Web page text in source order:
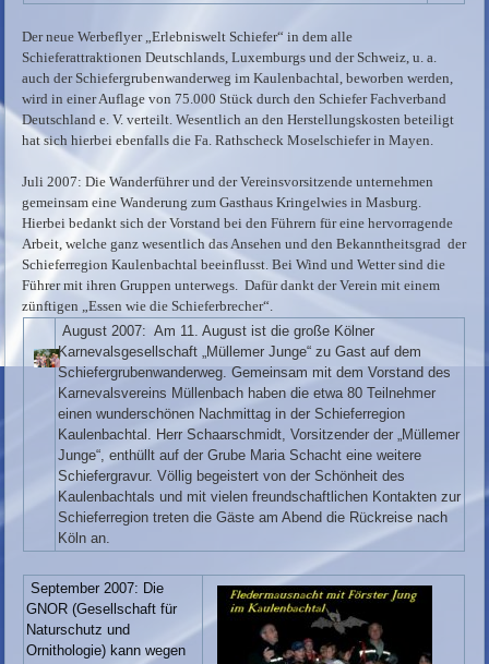
Der neue Werbeflyer „Erlebniswelt Schiefer“ in dem alle
Schieferattraktionen Deutschlands, Luxemburgs und der Schweiz, u. a.
auch der Schiefergrubenwanderweg im Kaulenbachtal, beworben werden,
wird in einer Auflage von 75.000 Stück durch den Schiefer Fachverband
Deutschland e. V. verteilt. Wesentlich an den Herstellungskosten beteiligt
hat sich hierbei ebenfalls die Fa. Rathscheck Moselschiefer in Mayen.
Juli 2007: Die Wanderführer und der Vereinsvorsitzende unternehmen
gemeinsam eine Wanderung zum Gasthaus Kringelwies in Masburg.
Hierbei bedankt sich der Vorstand bei den Führern für eine hervorragende
Arbeit, welche ganz wesentlich das Ansehen und den Bekanntheitsgrad der
Schieferregion Kaulenbachtal beeinflusst. Bei Wind und Wetter sind die
Führer mit ihren Gruppen unterwegs. Dafür dankt der Verein mit einem
zünftigen „Essen wie die Schieferbrecher“.
August 2007: Am 11. August ist die große Kölner
Karnevalsgesellschaft „Müllemer Junge“ zu Gast auf dem
Schiefergrubenwanderweg. Gemeinsam mit dem Vorstand des
Karnevalsvereins Müllenbach haben die etwa 80 Teilnehmer
einen wunderschönen Nachmittag in der Schieferregion
Kaulenbachtal. Herr Schaarschmidt, Vorsitzender der „Müllemer
Junge“, enthüllt auf der Grube Maria Schacht eine weitere
Schiefergravur. Völlig begeistert von der Schönheit des
Kaulenbachtals und mit vielen freundschaftlichen Kontakten zur
Schieferregion treten die Gäste am Abend die Rückreise nach
Köln an.
September 2007: Die
GNOR (Gesellschaft für
Naturschutz und
Ornithologie) kann wegen